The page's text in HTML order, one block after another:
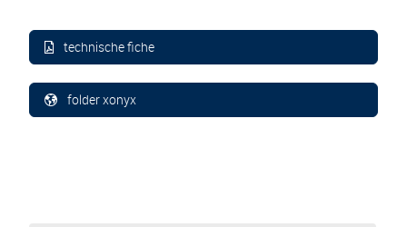
technische fiche
folder xonyx